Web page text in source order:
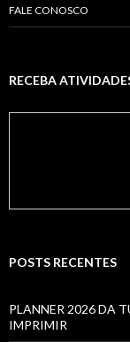
FALE CONOSCO
RECEBA
POSTS RECENTES
PLANNER 2026 DA
IMPRIMIR